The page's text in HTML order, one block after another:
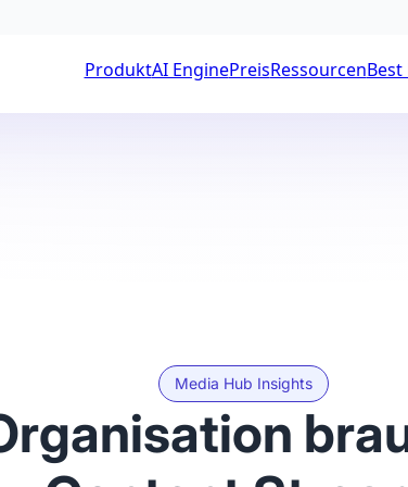
ProduktAI EnginePreisRessourcenBest
Media Hub Insights